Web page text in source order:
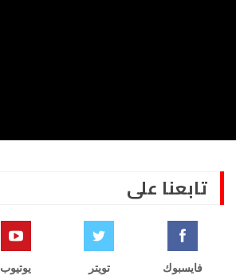
تابعنا على
فايسبوك تويتر يوتيوب